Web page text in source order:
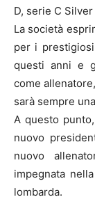
D, serie C
La società
per i
questi anni e
come
sarà sempre
A questo
nuovo
nuovo
impegnata
lombarda.